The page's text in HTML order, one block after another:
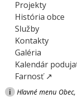
Projekty
História obce
Služby
Kontakty
Galéria
Kalendár
Farnosť ↗
i Hlavné menu